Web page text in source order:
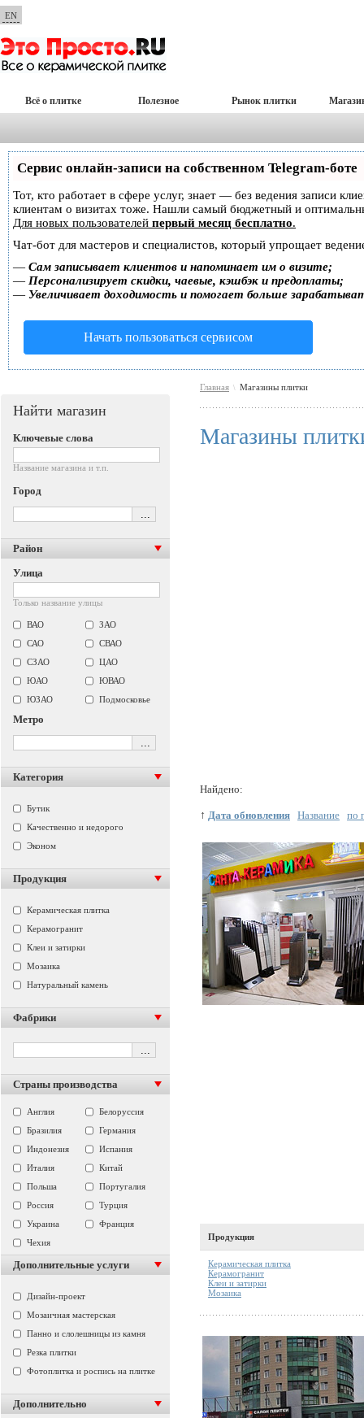
EN
Всё о плитке Полезное Рынок плитки
Сервис онлайн-записи на собственном Telegram-боте
Тот, кто работает в сфере услуг, знает — без ведения записи
клиентам о визитах тоже. Нашли самый бюджетный и
Для новых пользователей первый месяц бесплатно.
Чат-бот для мастеров и специалистов, который упрощает
— Сам записывает клиентов и напоминает им о визите;
— Персонализирует скидки, чаевые, кэшбэк и предоплаты;
— Увеличивает доходимость и помогает больше
Начать пользоваться сервисом
Главная \ Магазины плитки
Магазины
Найдено:
↑ Дата обновления Название по
Продукция
Керамическая плитка
Керамогранит
Клеи и затирки
Мозаика
Найти магазин
Ключевые слова
Название магазина и т.п.
Город
Район
Улица
Только название улицы
ВАО
ЗАО
САО
СВАО
СЗАО
ЦАО
ЮАО
ЮВАО
ЮЗАО
Подмосковье
Метро
Категория
Бутик
Качественно и недорого
Эконом
Продукция
Керамическая плитка
Керамогранит
Клеи и затирки
Мозаика
Натуральный камень
Фабрики
Страны производства
Англия
Белоруссия
Бразилия
Германия
Индонезия
Испания
Италия
Китай
Польша
Португалия
Россия
Турция
Украина
Франция
Чехия
Дополнительные услуги
Дизайн-проект
Мозаичная мастерская
Панно и слолешницы из камня
Резка плитки
Фотоплитка и роспись на плитке
Дополнительно